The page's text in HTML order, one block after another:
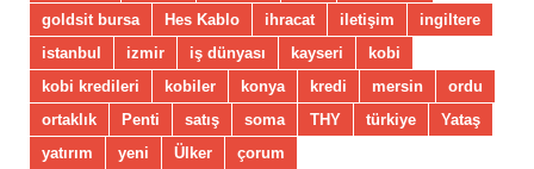
goldsit bursa
Hes Kablo ihracat iletişim
ingiltere
istanbul
izmir iş dünyası kayseri
kobi
kobi kredileri
kobiler konya kredi mersin
ordu
ortaklık
Penti satış soma THY türkiye
Yataş
yatırım
yeni Ülker çorum